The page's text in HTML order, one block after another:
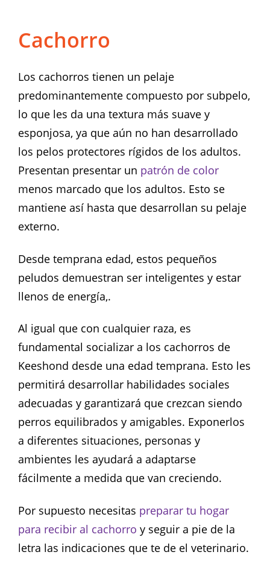
Cachorro
Los cachorros tienen un pelaje
predominantemente compuesto por subpelo,
lo que les da una textura más suave y
esponjosa, ya que aún no han desarrollado
los pelos protectores rígidos de los adultos.
Presentan presentar un patrón de color
menos marcado que los adultos. Esto se
mantiene así hasta que desarrollan su pelaje
externo.
Desde temprana edad, estos pequeños
peludos demuestran ser inteligentes y estar
llenos de energía,.
Al igual que con cualquier raza, es
fundamental socializar a los cachorros de
Keeshond desde una edad temprana. Esto les
permitirá desarrollar habilidades sociales
adecuadas y garantizará que crezcan siendo
perros equilibrados y amigables. Exponerlos
a diferentes situaciones, personas y
ambientes les ayudará a adaptarse
fácilmente a medida que van creciendo.
Por supuesto necesitas preparar tu hogar
para recibir al cachorro y seguir a pie de la
letra las indicaciones que te de el veterinario.